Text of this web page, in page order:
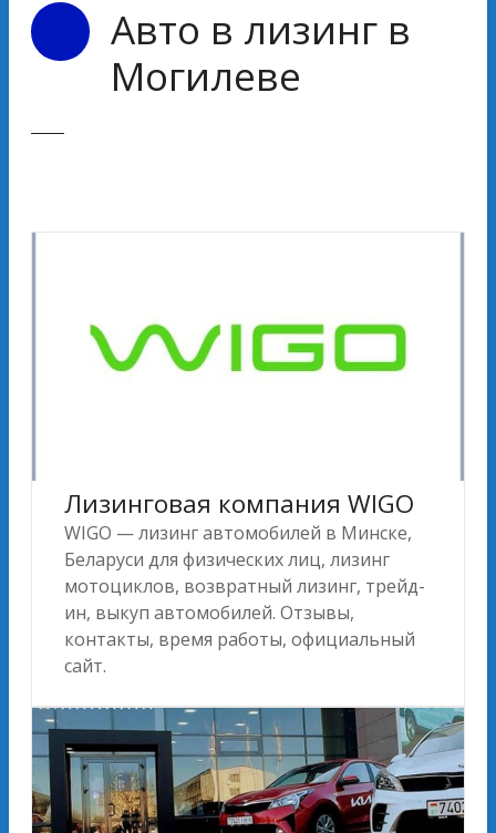
Авто в лизинг в
Могилеве
Лизинговая компания WIGO
WIGO — лизинг автомобилей в Минске,
Беларуси для физических лиц, лизинг
мотоциклов, возвратный лизинг, трейд-
ин, выкуп автомобилей. Отзывы,
контакты, время работы, официальный
сайт.